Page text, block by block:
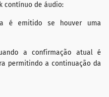
contínuo de áudio:
é emitido se houver uma
a confirmação atual é
permitindo a continuação da